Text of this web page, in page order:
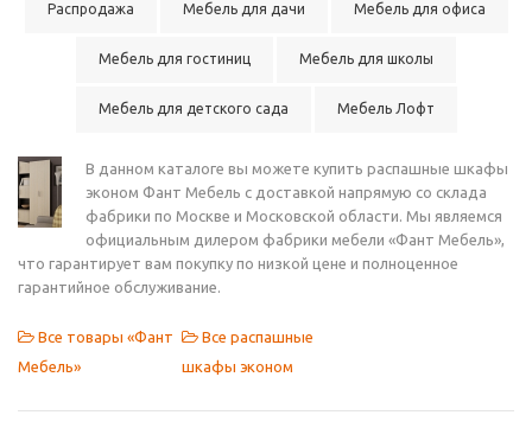
Распродажа Мебель для дачи Мебель для офиса
Мебель для гостиниц Мебель для школы
Мебель для детского сада Мебель Лофт
В данном каталоге вы можете купить распашные шкафы
эконом Фант Мебель с доставкой напрямую со склада
фабрики по Москве и Московской области. Мы являемся
официальным дилером фабрики мебели «Фант Мебель»,
что гарантирует вам покупку по низкой цене и полноценное
гарантийное обслуживание.
Все товары «Фант
Мебель»
Все распашные
шкафы эконом